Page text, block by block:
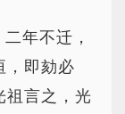
年不迁，
，即劾必
祖言之，光